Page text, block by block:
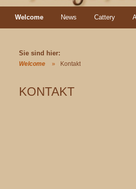
NavigationWelcome News Cattery
Welcome Kontakt
KONTAKT